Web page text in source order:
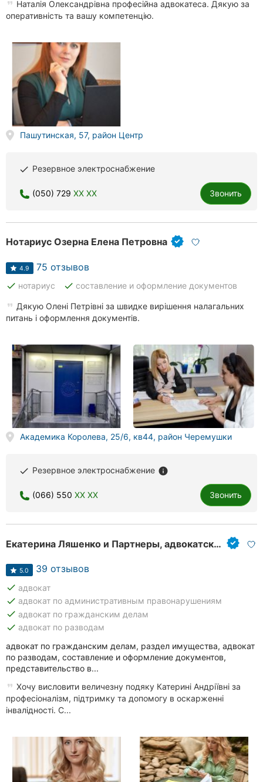
Херсон
Чернигов
Черкассы
Черновцы
Сумы
Франковск
Луцк
Карпаты
Наталія Олександрівна професійна адвокатеса. Дякую за
оперативність та вашу компетенцію.
Пашутинская, 57, район Центр
done Резервное электроснабжение
(050) 729 XX XX Звонить
Нотариус Озерна Елена Петровна
4.9 75 отзывов
done нотариус done составление и оформление документов
Дякую Олені Петрівні за швидке вирішення налагальних
питань і оформлення документів.
Академика Королева, 25/6, кв44, район Черемушки
done Резервное электроснабжение info
(066) 550 XX XX Звонить
Екатерина Ляшенко и Партнеры, адвокатское бюро
5.0 39 отзывов
done адвокат
done адвокат по административным правонарушениям
done адвокат по гражданским делам
done адвокат по разводам
адвокат по гражданским делам, раздел имущества, адвокат
по разводам, составление и оформление документов,
представительство в...
Хочу висловити величезну подяку Катерині Андріївні за
професіоналізм, підтримку та допомогу в оскарженні
інвалідності. С...